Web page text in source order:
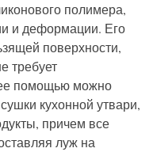
полимера,
и деформации. Его
поверхности,
требует
помощью можно
кухонной утвари,
причем все
луж на